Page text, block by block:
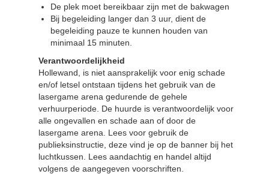
De plek moet bereikbaar zijn met de bakwagen
Bij begeleiding langer dan 3 uur, dient de
begeleiding pauze te kunnen houden van
minimaal 15 minuten.
Verantwoordelijkheid
Hollewand, is niet aansprakelijk voor enig schade
en/of letsel ontstaan tijdens het gebruik van de
lasergame arena gedurende de gehele
verhuurperiode. De huurde is verantwoordelijk voor
alle ongevallen en schade aan of door de
lasergame arena. Lees voor gebruik de
publieksinstructie, deze vind je op de banner bij het
luchtkussen. Lees aandachtig en handel altijd
volgens de aangegeven voorschriften.